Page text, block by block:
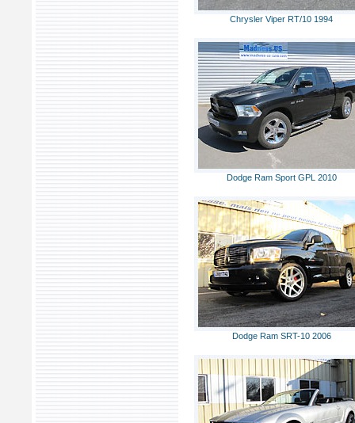
Chrysler Viper RT/10 1994
Dodge Ram Sport GPL 2010
Dodge Ram SRT-10 2006